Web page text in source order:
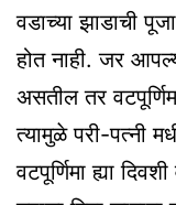
वडाच्या झाडाची
होत नाही. जर
असतील तर
त्यामुळे परी-पत्नी
वटपूर्णिमा ह्या